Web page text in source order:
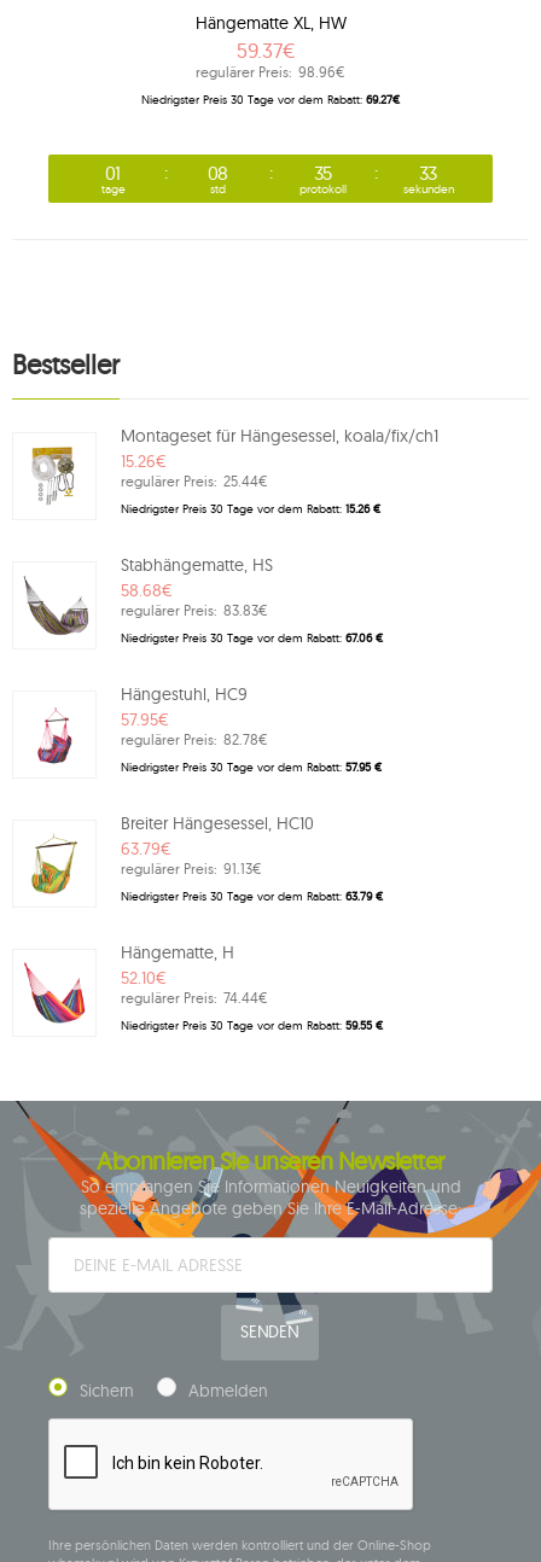
Hängematte XL, HW
59.37€
regulärer Preis: 98.96€
Niedrigster Preis 30 Tage vor dem Rabatt: 69.27€
01
tage
08
std
35
protokoll
32
sekunden
Bestseller
Montageset für Hängesessel, koala/fix/ch1
15.26€
regulärer Preis: 25.44€
Niedrigster Preis 30 Tage vor dem Rabatt: 15.26 €
Stabhängematte, HS
58.68€
regulärer Preis: 83.83€
Niedrigster Preis 30 Tage vor dem Rabatt: 67.06 €
Hängestuhl, HC9
57.95€
regulärer Preis: 82.78€
Niedrigster Preis 30 Tage vor dem Rabatt: 57.95 €
Breiter Hängesessel, HC10
63.79€
regulärer Preis: 91.13€
Niedrigster Preis 30 Tage vor dem Rabatt: 63.79 €
Hängematte, H
52.10€
regulärer Preis: 74.44€
Niedrigster Preis 30 Tage vor dem Rabatt: 59.55 €
Abonnieren Sie unseren Newsletter
So empfangen Sie Informationen Neuigkeiten und
spezielle Angebote geben Sie Ihre E-Mail-Adresse:
SENDEN
Sichern Abmelden
Ihre persönlichen Daten werden kontrolliert und der Online-Shop